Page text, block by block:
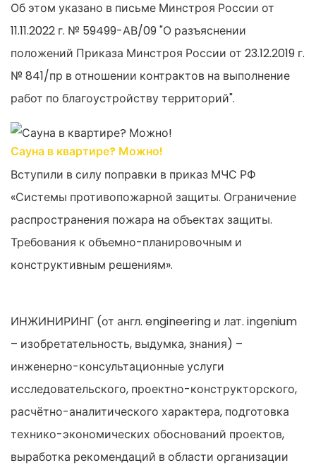
Об этом указано в письме Минстроя России от
11.11.2022 г. № 59499-АВ/09 "О разъяснении
положений Приказа Минстроя России от 23.12.2019 г.
№ 841/пр в отношении контрактов на выполнение
работ по благоустройству территорий".
Сауна в квартире? Можно!
Вступили в силу поправки в приказ МЧС РФ
«Системы противопожарной защиты. Ограничение
распространения пожара на объектах защиты.
Требования к объемно-планировочным и
конструктивным решениям».
ИНЖИНИРИНГ (от англ. engineering и лат. ingenium
– изобретательность, выдумка, знания) –
инженерно-консультационные услуги
исследовательского, проектно-конструкторского,
расчётно-аналитического характера, подготовка
технико-экономических обоснований проектов,
выработка рекомендаций в области организации